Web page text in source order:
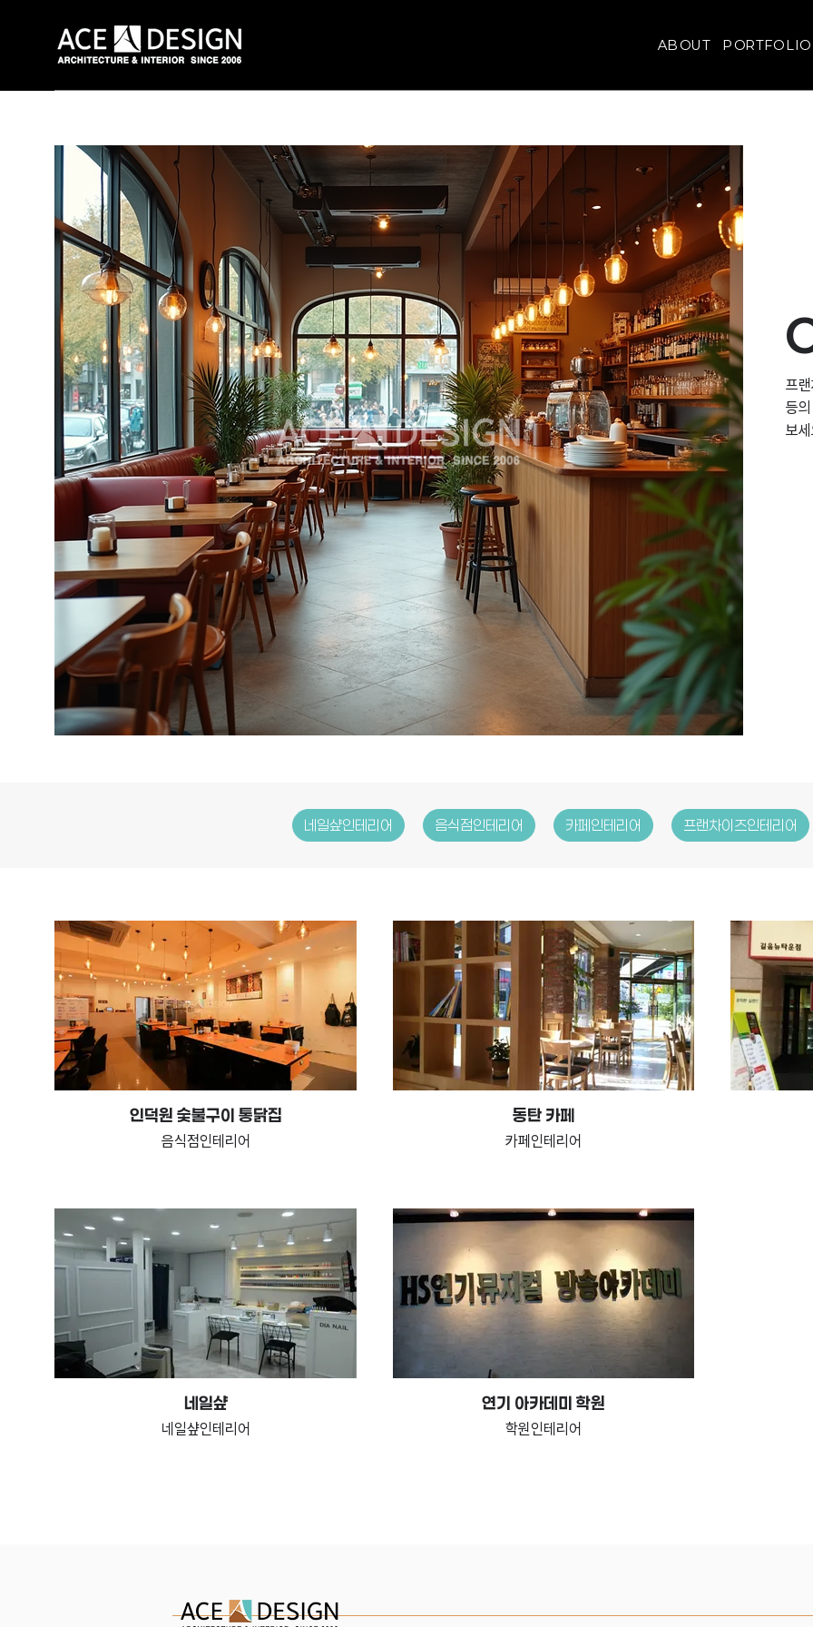
ABOUT PORTFOLIO
프
등
보세
네일샾인테리어 음식점인테리어 카페인테리어 프랜차이즈인테리어
인덕원 숯불구이 통닭집
음식점인테리어
동탄 카페
카페인테리어
네일샾
네일샾인테리어
연기 아카데미 학원
학원인테리어